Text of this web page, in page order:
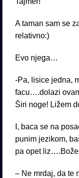
A taman sam se
relativno:)
Evo njega…
-Pa, lisice jedna,
facu….dolazi
Širi noge! Ližem
I, baca se na
punim jezikom,
pa opet
– Ne mrdaj, da te